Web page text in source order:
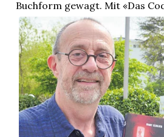
Buchform gewagt. Mit «Das